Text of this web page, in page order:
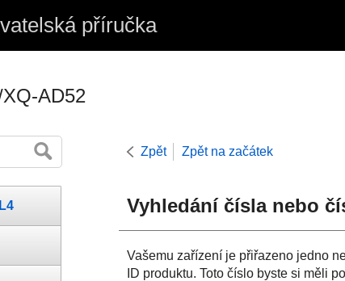
příručka
AD52
Zpět Zpět na začátek
Vyhledání čísla nebo
Vašemu zařízení je přiřazeno jedno
ID produktu. Toto číslo byste si měli